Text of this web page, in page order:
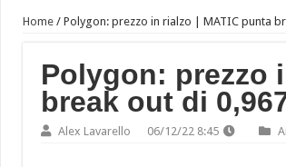
Home/ Polygon: prezzo in rialzo | MATIC punta
Polygon: prezzo
break out di
Alex Lavarello 06/12/22 8:45